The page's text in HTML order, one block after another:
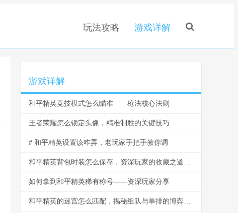
玩法攻略 游戏详解
.
游戏详解
和平精英竞技模式怎么瞄准——枪法核心法则
王者荣耀怎么锁定头像，精准制胜的关键技巧
# 和平精英设置该咋弄，老玩家手把手教你调
和平精英背包时装怎么保存，资深玩家的收藏之道，副标题，虚拟衣橱的永恒艺术
如何拿到和平精英稀有称号——资深玩家分享
和平精英的迷宫怎么匹配，揭秘组队与单排的博弈之道